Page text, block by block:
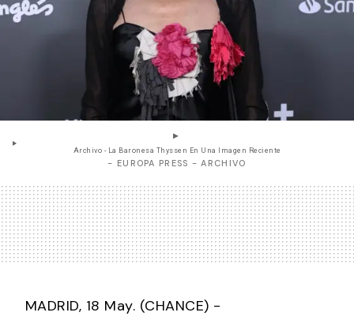
Archivo - La Baronesa Thyssen En Una Imagen Reciente
- EUROPA PRESS - ARCHIVO
MADRID, 18 May. (CHANCE) -